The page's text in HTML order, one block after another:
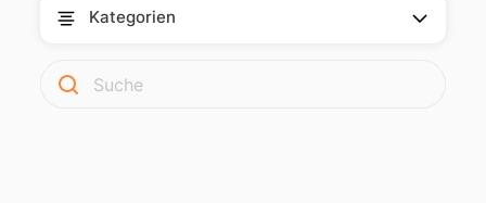
Kategorien